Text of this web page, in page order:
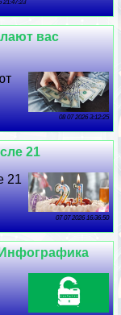
21:47:23
вас
08 07 2026 3:12:25
21
21
07 07 2026 16:36:50